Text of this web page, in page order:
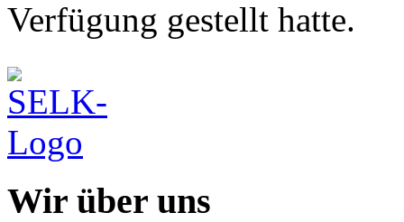
Verfügung gestellt hatte.
Wir über uns